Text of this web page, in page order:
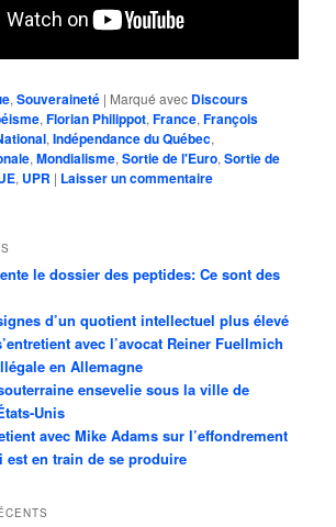
,Souveraineté | Marqué avec Discours
,Florian Philippot,France,François
,Indépendance du Québec,
,Mondialisme,Sortie de l'Euro,Sortie de
, UPR | Laisser un commentaire
le dossier des peptides: Ce sont des
d’un quotient intellectuel plus élevé
avec l’avocat Reiner Fuellmich
en Allemagne
ensevelie sous la ville de
Unis
avec Mike Adams sur l’effondrement
en train de se produire